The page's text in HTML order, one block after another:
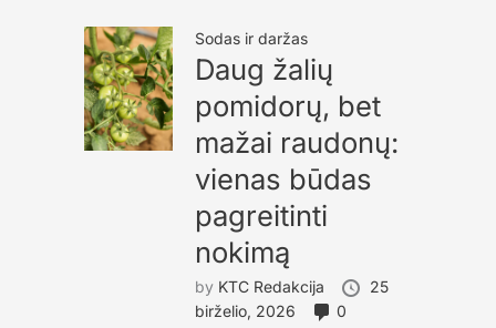
Sodas ir daržas
Daug žalių
pomidorų, bet
mažai raudonų:
vienas būdas
pagreitinti
nokimą
by KTC Redakcija
25
birželio, 2026
0